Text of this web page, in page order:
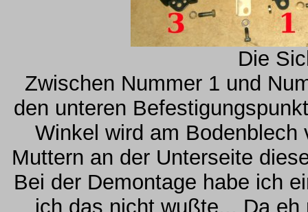
Die
Zwischen Nummer 1 und
den unteren
Winkel wird am
Muttern an der Unterseite
Bei der Demontage habe ich
ich das nicht wußte... Da